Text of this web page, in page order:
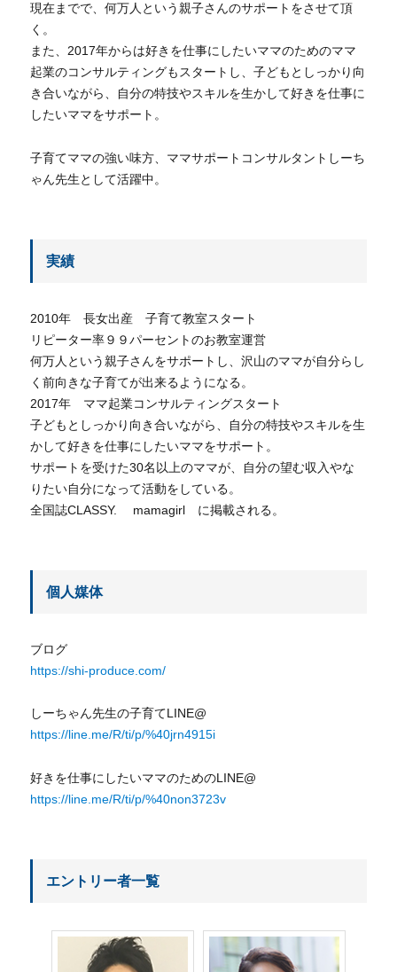
現在までで、何万人という親子さんのサポートをさせて頂
く。
また、2017年からは好きを仕事にしたいママのためのママ
起業のコンサルティングもスタートし、子どもとしっかり向
き合いながら、自分の特技やスキルを生かして好きを仕事に
したいママをサポート。
子育てママの強い味方、ママサポートコンサルタントしーち
ゃん先生として活躍中。
実績
2010年 長女出産 子育て教室スタート
リピーター率９９パーセントのお教室運営
何万人という親子さんをサポートし、沢山のママが自分らし
く前向きな子育てが出来るようになる。
2017年 ママ起業コンサルティングスタート
子どもとしっかり向き合いながら、自分の特技やスキルを生
かして好きを仕事にしたいママをサポート。
サポートを受けた30名以上のママが、自分の望む収入やな
りたい自分になって活動をしている。
全国誌CLASSY. mamagirl に掲載される。
個人媒体
ブログ
https://shi-produce.com/
しーちゃん先生の子育てLINE@
https://line.me/R/ti/p/%40jrn4915i
好きを仕事にしたいママのためのLINE@
https://line.me/R/ti/p/%40non3723v
エントリー者一覧